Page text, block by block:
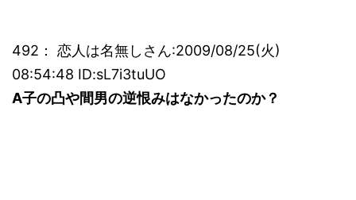
492： 恋人は名無しさん:2009/08/25(火)
08:54:48 ID:sL7i3tuUO
A子の凸や間男の逆恨みはなかったのか？